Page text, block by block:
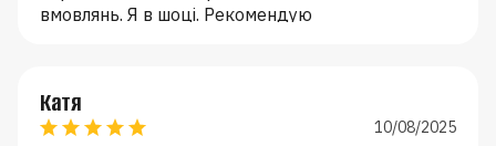
вмовлянь. Я в шоці. Рекомендую
Катя
10/08/2025